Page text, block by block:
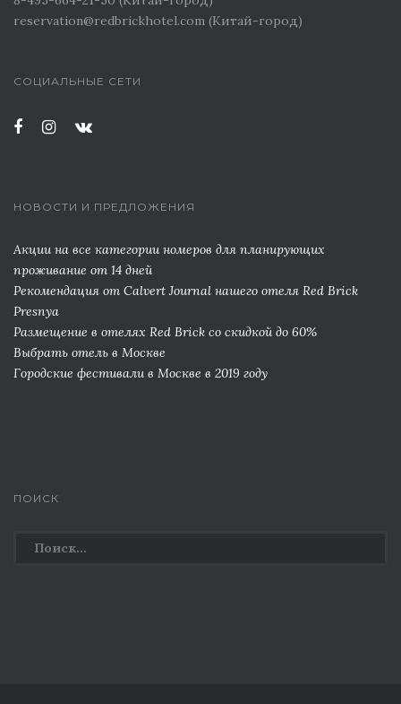
reservation@redbrickhotel.com (Китай-город)
СОЦИАЛЬНЫЕ СЕТИ
НОВОСТИ И ПРЕДЛОЖЕНИЯ
Акции на все категории номеров для планирующих
проживание от 14 дней
Рекомендация от Сalvert Journal нашего отеля Red Brick
Presnya
Размещение в отелях Red Brick со скидкой до 60%
Выбрать отель в Москве
Городские фестивали в Москве в 2019 году
ПОИСК
Найти: